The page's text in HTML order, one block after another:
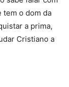
tem o dom da
a prima,
Cristiano a